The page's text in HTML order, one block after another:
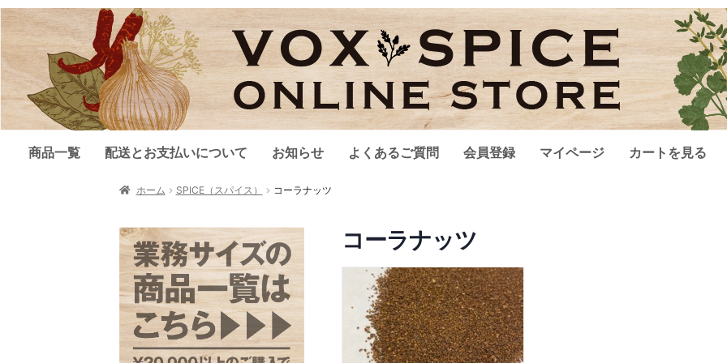
商品一覧 配送とお支払いについて お知らせ よくあるご質問 会員登録 マイページ カートを見る
ホーム SPICE（スパイス） コーラナッツ
コーラナッツ